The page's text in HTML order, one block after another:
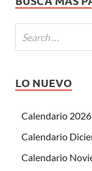
LO NUEVO
Calendario 2026
Calendario
Calendario